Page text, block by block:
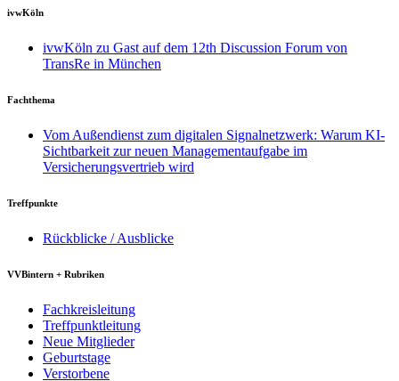
ivwKöln
ivwKöln zu Gast auf dem 12th Discussion Forum von
TransRe in München
Fachthema
Vom Außendienst zum digitalen Signalnetzwerk: Warum KI-
Sichtbarkeit zur neuen Managementaufgabe im
Versicherungsvertrieb wird
Treffpunkte
Rückblicke / Ausblicke
VVBintern + Rubriken
Fachkreisleitung
Treffpunktleitung
Neue Mitglieder
Geburtstage
Verstorbene